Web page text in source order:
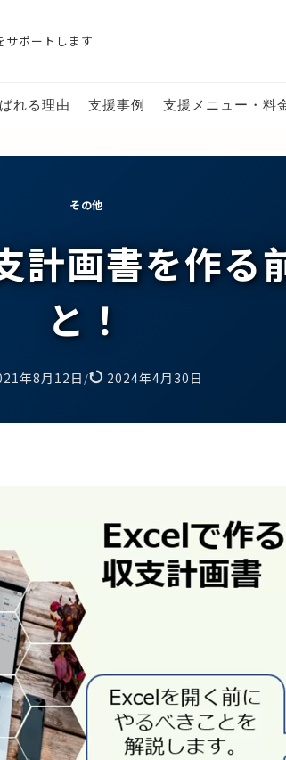
サポートします
れる理由 支援事例 支援メニュー・料
その他
計画書を作る
と！
年8月12日 / 2024年4月30日